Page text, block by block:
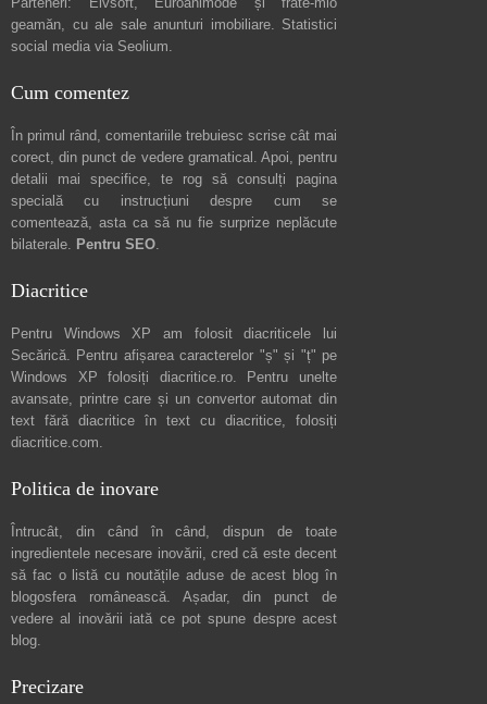
geamăn, cu ale sale anunturi imobiliare. Statistici
social media via Seolium.
Cum comentez
În primul rând, comentariile trebuiesc scrise cât mai
corect, din punct de vedere gramatical. Apoi, pentru
detalii mai specifice, te rog să consulți pagina
specială cu instrucțiuni despre cum se
comentează, asta ca să nu fie surprize neplăcute
bilaterale. Pentru SEO.
Diacritice
Pentru Windows XP am folosit diacriticele lui
Secărică. Pentru afișarea caracterelor "ș" și "ț" pe
Windows XP folosiți diacritice.ro. Pentru unelte
avansate, printre care și un convertor automat din
text fără diacritice în text cu diacritice, folosiți
diacritice.com.
Politica de inovare
Întrucât, din când în când, dispun de toate
ingredientele necesare inovării, cred că este decent
să fac o listă cu noutățile aduse de acest blog în
blogosfera românească. Așadar, din punct de
vedere al inovării iată ce pot spune despre acest
blog.
Precizare